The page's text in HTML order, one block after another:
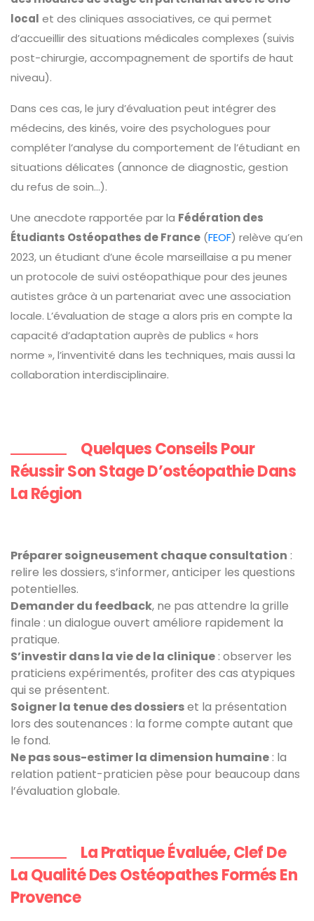
local et des cliniques associatives, ce qui permet
d’accueillir des situations médicales complexes (suivis
post-chirurgie, accompagnement de sportifs de haut
niveau).
Dans ces cas, le jury d’évaluation peut intégrer des
médecins, des kinés, voire des psychologues pour
compléter l’analyse du comportement de l’étudiant en
situations délicates (annonce de diagnostic, gestion
du refus de soin…).
Une anecdote rapportée par la Fédération des
Étudiants Ostéopathes de France (FEOF) relève qu’en
2023, un étudiant d’une école marseillaise a pu mener
un protocole de suivi ostéopathique pour des jeunes
autistes grâce à un partenariat avec une association
locale. L’évaluation de stage a alors pris en compte la
capacité d’adaptation auprès de publics « hors
norme », l’inventivité dans les techniques, mais aussi la
collaboration interdisciplinaire.
Quelques Conseils Pour
Réussir Son Stage D’ostéopathie Dans
La Région
Préparer soigneusement chaque consultation :
relire les dossiers, s’informer, anticiper les questions
potentielles.
Demander du feedback, ne pas attendre la grille
finale : un dialogue ouvert améliore rapidement la
pratique.
S’investir dans la vie de la clinique : observer les
praticiens expérimentés, profiter des cas atypiques
qui se présentent.
Soigner la tenue des dossierset la présentation
lors des soutenances : la forme compte autant que
le fond.
Ne pas sous-estimer la dimension humaine : la
relation patient-praticien pèse pour beaucoup dans
l’évaluation globale.
La Pratique Évaluée, Clef De
La Qualité Des Ostéopathes Formés En
Provence